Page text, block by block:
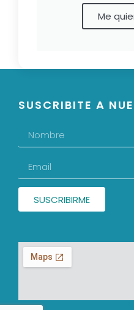
Me
SUSCRIBITE A
SUSCRIBIRME